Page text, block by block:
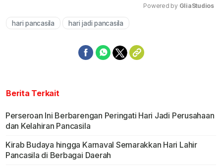
Powered by GliaStudios
hari pancasila hari jadi pancasila
Berita Terkait
Perseroan Ini Berbarengan Peringati Hari Jadi Perusahaan
dan Kelahiran Pancasila
Kirab Budaya hingga Karnaval Semarakkan Hari Lahir
Pancasila di Berbagai Daerah